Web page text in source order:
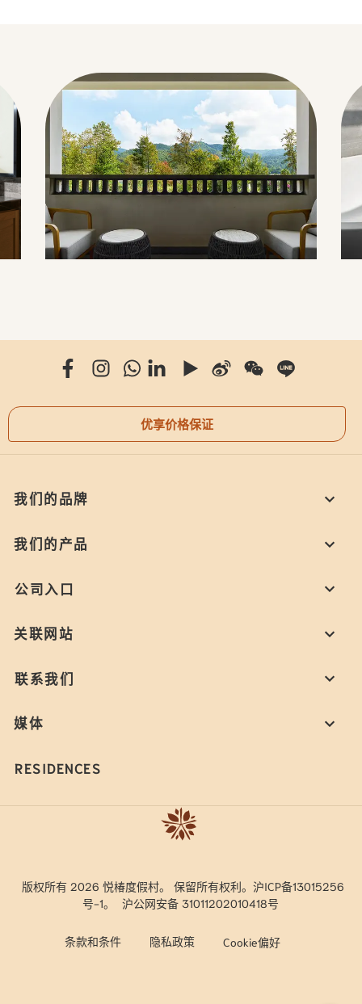
优享价格保证
我们的品牌
我们的产品
公司入口
关联网站
联系我们
媒体
RESIDENCES
版权所有 2026 悦椿度假村。 保留所有权利。沪ICP备13015256
号-1。
沪公网安备 31011202010418号
条款和条件 隐私政策 Cookie偏好